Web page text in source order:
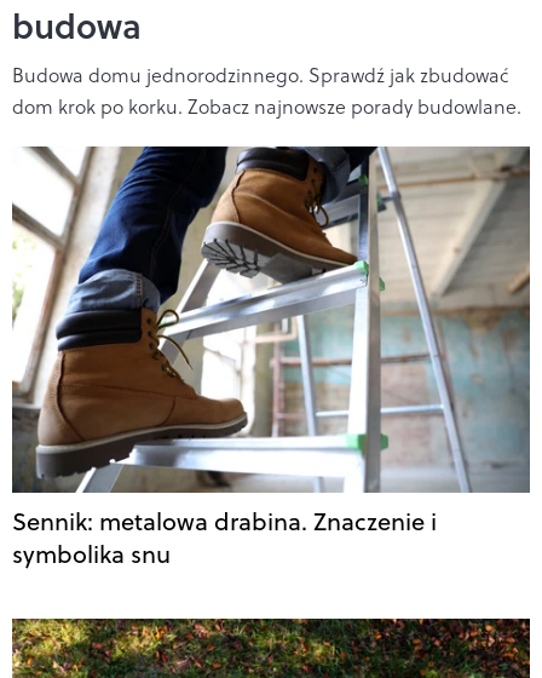
budowa
Budowa domu jednorodzinnego. Sprawdź jak zbudować
dom krok po korku. Zobacz najnowsze porady budowlane.
Sennik: metalowa drabina. Znaczenie i
symbolika snu